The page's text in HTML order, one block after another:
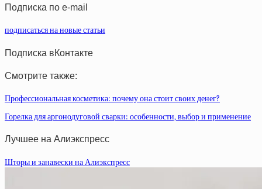
Подписка по e-mail
подписаться на новые статьи
Подписка вКонтакте
Смотрите также:
Профессиональная косметика: почему она стоит своих денег?
Горелка для аргонодуговой сварки: особенности, выбор и применение
Лучшее на Алиэкспресс
Шторы и занавески на Алиэкспресс